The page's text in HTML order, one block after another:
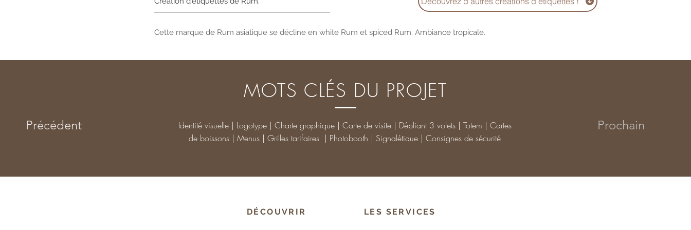
Cette marque de Rum asiatique se décline en white Rum et spiced Rum. Ambiance tropicale.
MOTS CLÉS DU PROJET
Précédent
Identité visuelle | Logotype | Charte graphique | Carte de visite | Dépliant 3 volets | Totem | Cartes
de boissons | Menus | Grilles tarifaires | Photobooth | Signalétique | Consignes de sécurité
Prochain
DÉCOUVRIR LES SERVICES